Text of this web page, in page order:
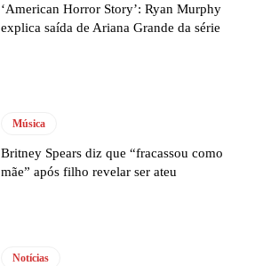
‘American Horror Story’: Ryan Murphy
explica saída de Ariana Grande da série
Música
Britney Spears diz que “fracassou como
mãe” após filho revelar ser ateu
Notícias